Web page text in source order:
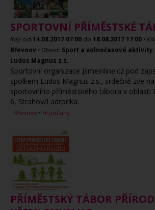
SPORTOVNÍ PŘÍMĚSTSKÉ
Kdy: od 14.08.2017 07:00 do 18.08.2017 17:00 •
Břevnov • Oblast: Sport a volnočasové aktivity
Ludus Magnus z.s.
Sportovní organizace Jsmeinline.cz pod
spolkem Ludus Magnus z.s., srdečně zve
sportovního příměstského tábora v oblasti
6, Strahov/Ladronka.
Břevnov • Hradčany
PŘÍMĚSTSKÝ TÁBOR